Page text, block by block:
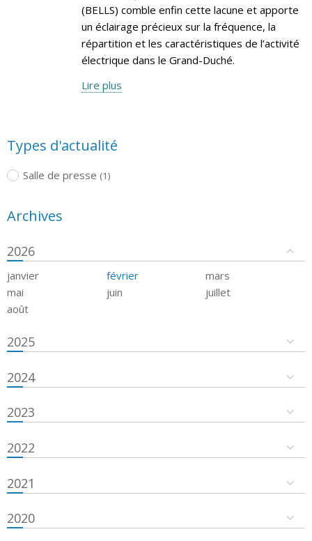
(BELLS) comble enfin cette lacune et apporte
un éclairage précieux sur la fréquence, la
répartition et les caractéristiques de l’activité
électrique dans le Grand-Duché.
Lire plus
Types d'actualité
Salle de presse (1)
Archives
2026
janvier février
mars
mai
juin
juillet
août
2025
2024
2023
2022
2021
2020